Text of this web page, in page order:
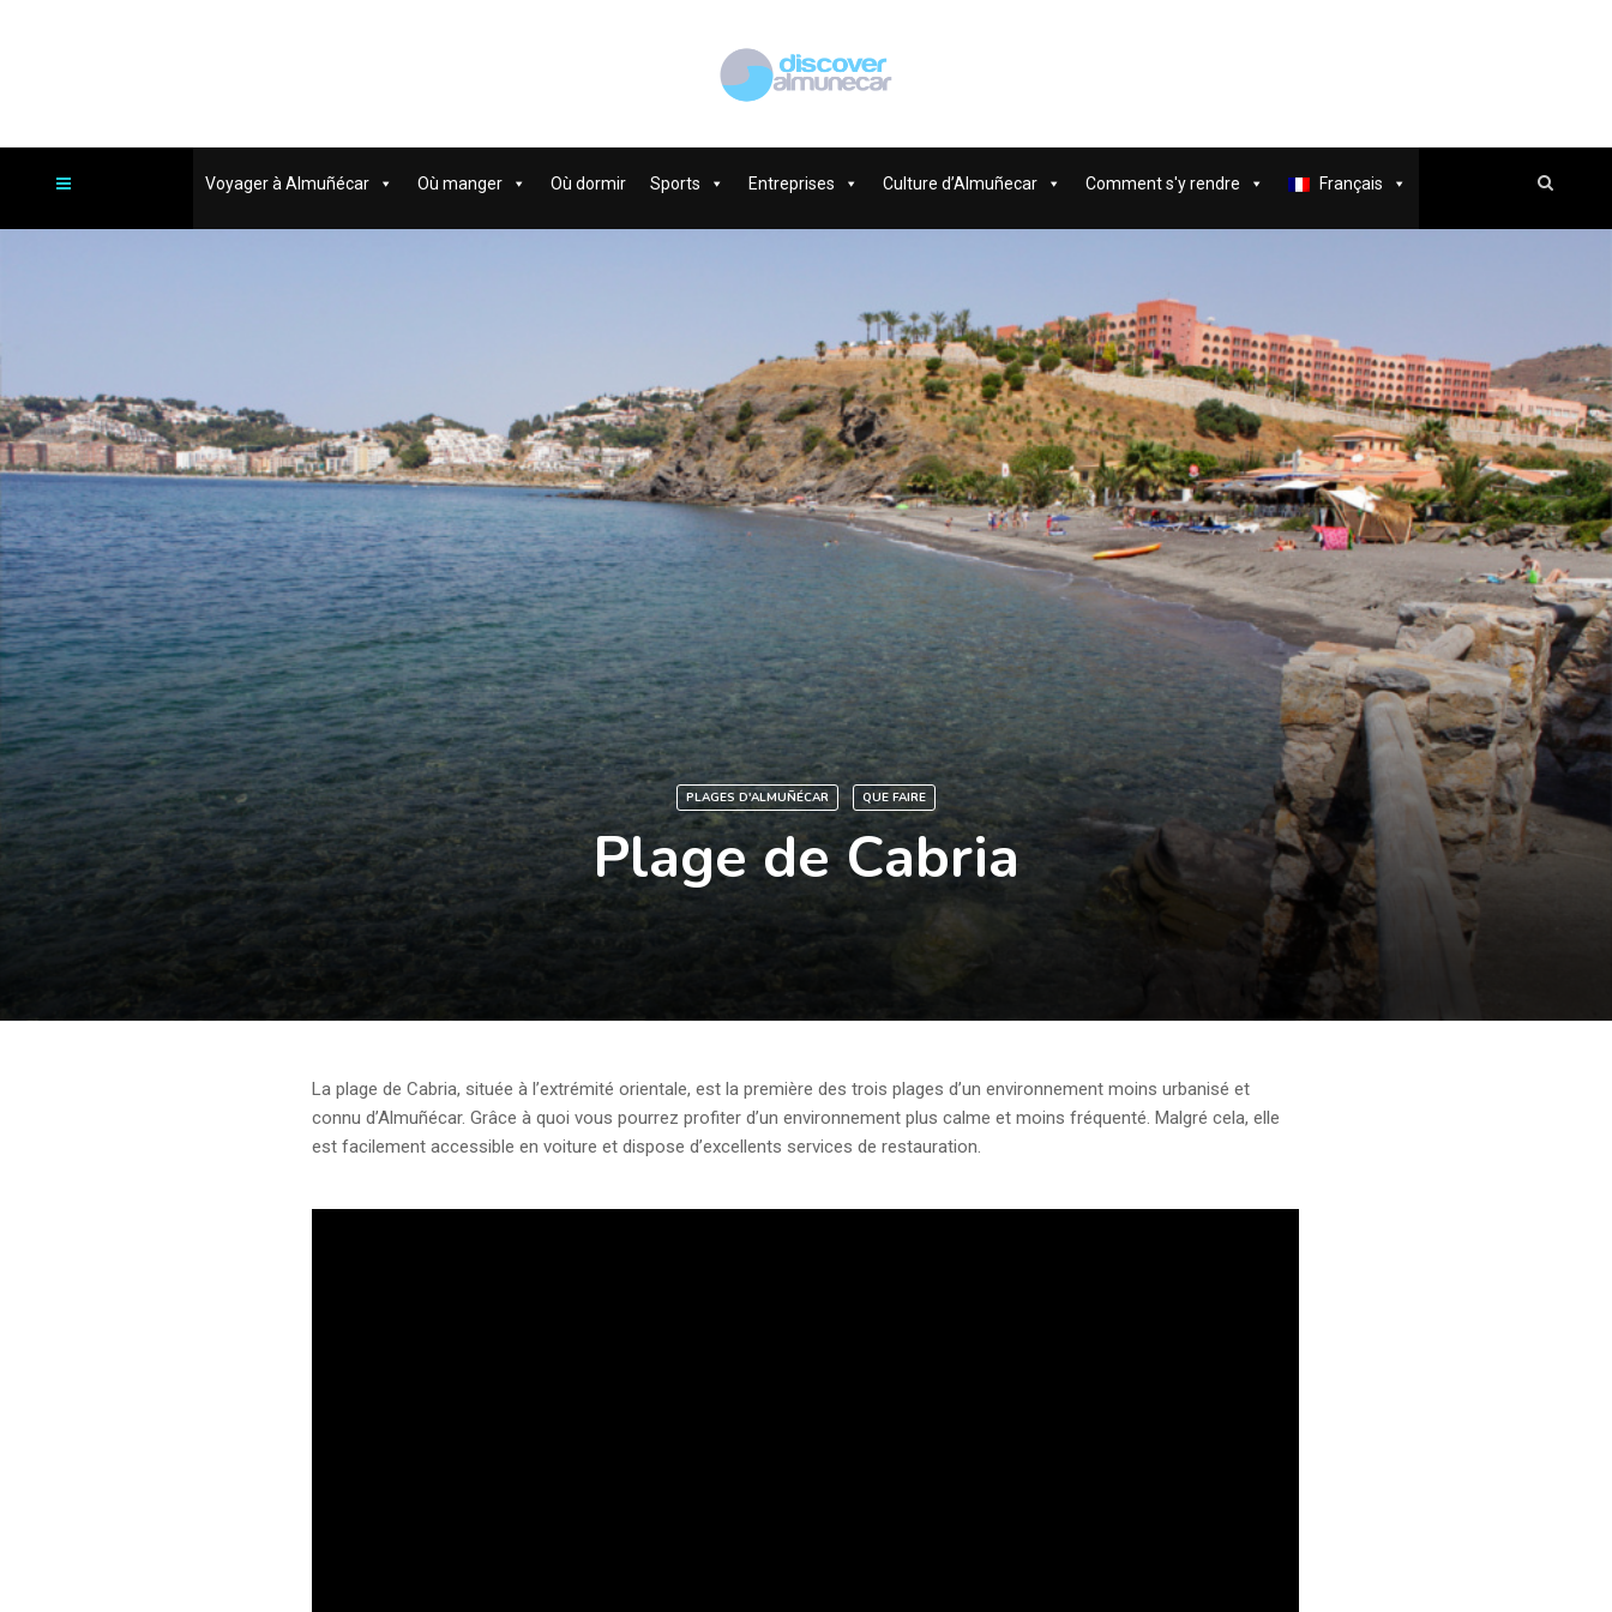
Voyager à Almuñécar Où manger Où dormir Sports Entreprises Culture d’Almuñecar Comment s'y rendre Français
PLAGES D'ALMUÑÉCAR QUE FAIRE
Plage de Cabria
La plage de Cabria, située à l’extrémité orientale, est la première des trois plages d’un environnement moins urbanisé et
connu d’Almuñécar. Grâce à quoi vous pourrez profiter d’un environnement plus calme et moins fréquenté. Malgré cela, elle
est facilement accessible en voiture et dispose d’excellents services de restauration.